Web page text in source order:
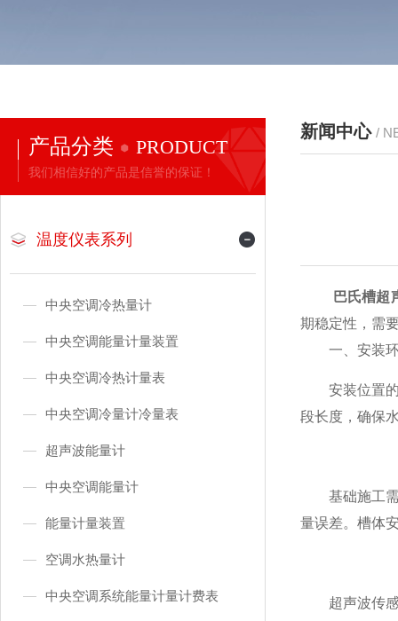
产品分类 PRODUCT
我们相信好的产品是信誉的保证！
温度仪表系列
中央空调冷热量计
中央空调能量计量装置
中央空调冷热计量表
中央空调冷量计冷量表
超声波能量计
中央空调能量计
能量计量装置
空调水热量计
中央空调系统能量计量计费表
新闻中心 /
巴氏槽超
期稳定性，需
一、​​安装环
安装位置的
段长度，确保
基础施工需
量误差。槽体
超声波传感